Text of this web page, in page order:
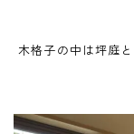
木格子の中は坪庭